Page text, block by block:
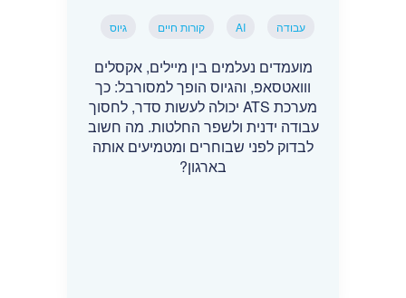
עבודה AI קורות חיים גיוס
מועמדים נעלמים בין מיילים, אקסלים
ווואטסאפ, והגיוס הופך למסורבל: כך
מערכת ATS יכולה לעשות סדר, לחסוך
עבודה ידנית ולשפר החלטות. מה חשוב
לבדוק לפני שבוחרים ומטמיעים אותה
בארגון?